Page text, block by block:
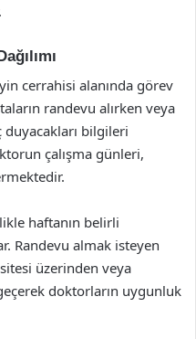
cerrahisi alanında görev
randevu alırken veya
bilgileri
çalışma günleri,
haftanın belirli
Randevu almak isteyen
üzerinden veya
doktorların uygunluk